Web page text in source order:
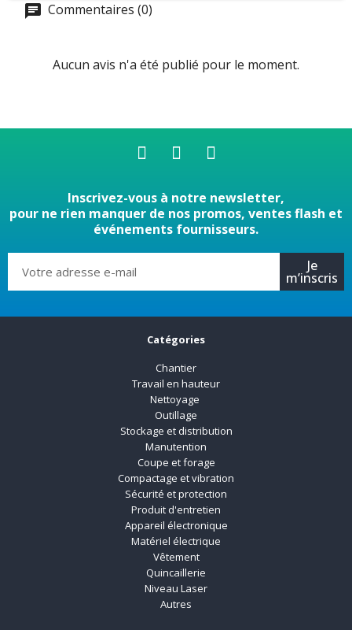
Commentaires (0)
Aucun avis n'a été publié pour le moment.
Inscrivez-vous à notre newsletter,
pour ne rien manquer de nos promos, ventes flash et
événements fournisseurs.
Je
m’inscris
Catégories
Chantier
Travail en hauteur
Nettoyage
Outillage
Stockage et distribution
Manutention
Coupe et forage
Compactage et vibration
Sécurité et protection
Produit d'entretien
Appareil électronique
Matériel électrique
Vêtement
Quincaillerie
Niveau Laser
Autres